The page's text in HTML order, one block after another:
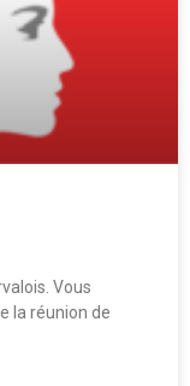
Vous
la réunion de